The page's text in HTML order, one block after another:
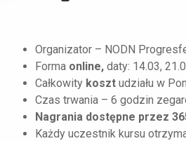
Organizator – NODN
Forma online, daty: 14.03,
Całkowity koszt udziału w
Czas trwania – 6 godzin
Nagrania dostępne przez
Każdy uczestnik kursu